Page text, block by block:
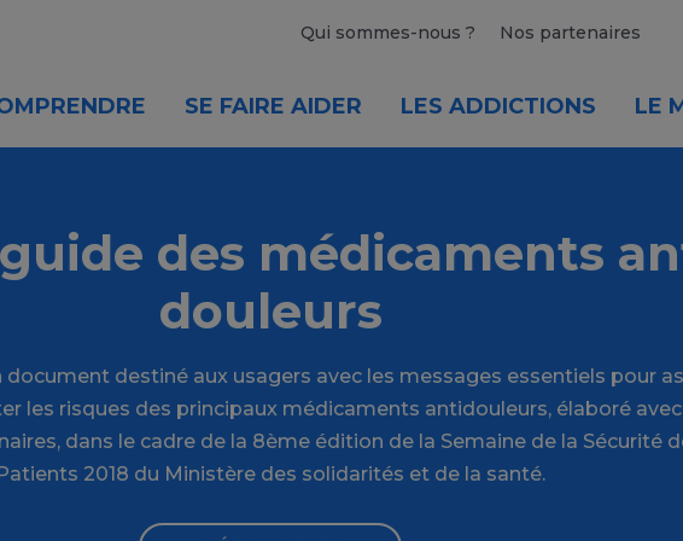
Qui sommes-nous ? Nos partenaires
SE FAIRE AIDER LES ADDICTIONS LE
guide des médicaments
douleurs
document destiné aux usagers avec les messages essentiels pour
les risques des principaux médicaments antidouleurs, élaboré
dans le cadre de la 8ème édition de la Semaine de la Sécurité
2018 du Ministère des solidarités et de la santé.